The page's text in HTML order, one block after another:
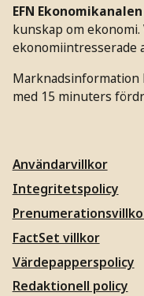
EFN
kunskap om
ekonomiintresserade
Marknadsinformation
med 15 minuters
Användarvillkor
Integritetspolicy
FactSet villkor
Värdepapperspolicy
Redaktionell policy